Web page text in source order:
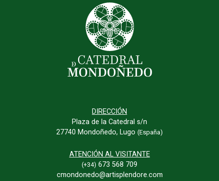
DIRECCIÓN
Plaza de la Catedral s/n
27740 Mondoñedo, Lugo (España)
ATENCIÓN AL VISITANTE
(+34) 673 568 709
cmondonedo@artisplendore.com